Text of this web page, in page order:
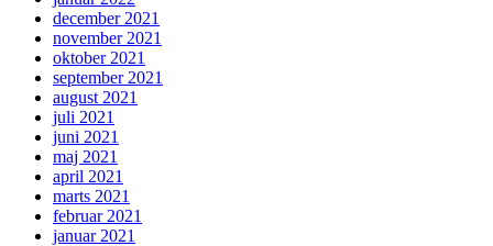
december 2021
november 2021
oktober 2021
september 2021
august 2021
juli 2021
juni 2021
maj 2021
april 2021
marts 2021
februar 2021
januar 2021